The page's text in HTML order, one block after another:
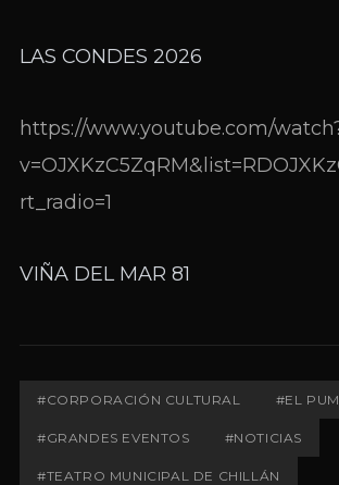
LAS CONDES 2026
https://www.youtube.com/
rt_radio=1
VIÑA DEL MAR 81
#CORPORACIÓN CULTURAL #EL
#GRANDES EVENTOS #NOTICIAS
#TEATRO MUNICIPAL DE CHILLÁN